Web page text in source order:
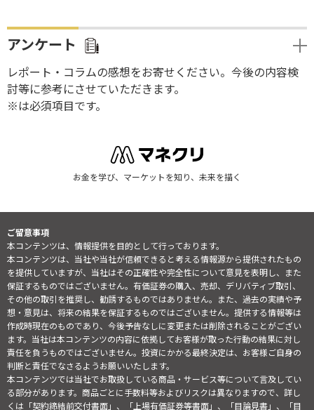
アンケート
レポート・コラムの感想をお寄せください。今後の内容検
討等に参考にさせていただきます。
※は必須項目です。
お金を学び、マーケットを知り、未来を描く
ご留意事項
本コンテンツは、情報提供を目的として行っております。
本コンテンツは、当社や当社が信頼できると考える情報源から提供されたもの
を提供していますが、当社はその正確性や完全性について意見を表明し、また
保証するものではございません。有価証券の購入、売却、デリバティブ取引、
その他の取引を推奨し、勧誘するものではありません。また、過去の実績や予
想・意見は、将来の結果を保証するものではございません。提供する情報等は
作成時現在のものであり、今後予告なしに変更または削除されることがござい
ます。当社は本コンテンツの内容に依拠してお客様が取った行動の結果に対し
責任を負うものではございません。投資にかかる最終決定は、お客様ご自身の
判断と責任でなさるようお願いいたします。
本コンテンツでは当社でお取扱している商品・サービス等について言及してい
る部分があります。商品ごとに手数料等およびリスクは異なりますので、詳し
くは「契約締結前交付書面」、「上場有価証券等書面」、「目論見書」、「目